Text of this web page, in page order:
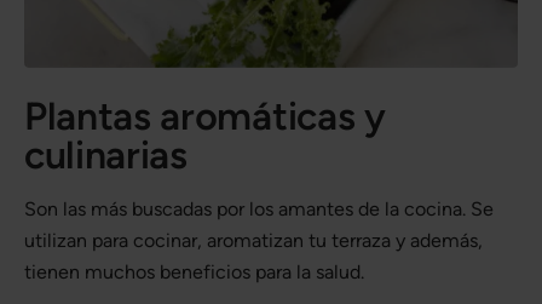
Plantas aromáticas y
culinarias
Son las más buscadas por los amantes de la cocina. Se
utilizan para cocinar, aromatizan tu terraza y además,
tienen muchos beneficios para la salud.